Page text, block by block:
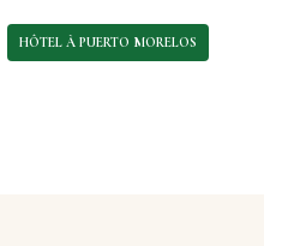
HÔTEL À PUERTO MORELOS